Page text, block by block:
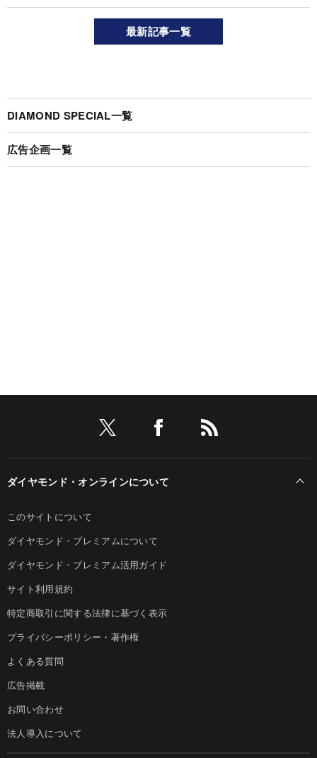
最新記事一覧
DIAMOND SPECIAL一覧
広告企画一覧
ダイヤモンド・オンラインについて
このサイトについて
ダイヤモンド・プレミアムについて
ダイヤモンド・プレミアム活用ガイド
サイト利用規約
特定商取引に関する法律に基づく表示
プライバシーポリシー・著作権
よくある質問
広告掲載
お問い合わせ
法人導入について